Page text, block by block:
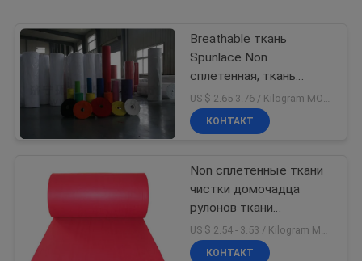
Breathable ткань
Spunlace Non
сплетенная, ткань
Apertured рейона
универсальная обтирая
US $ 2.65-3.76 / Kilogram MOQ:1000 кг / килограмм
КОНТАКТ
Non сплетенные ткани
чистки домочадца
рулонов ткани
обернутые с фильмом
PE
КОНТАКТ